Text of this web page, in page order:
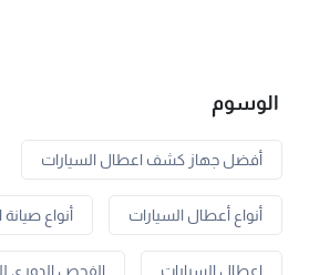
الوسوم
أفضل جهاز كشف اعطال السيارات
أنواع أعطال السيارات أنواع صيانة
اعطال السيارات الفحص الدوري